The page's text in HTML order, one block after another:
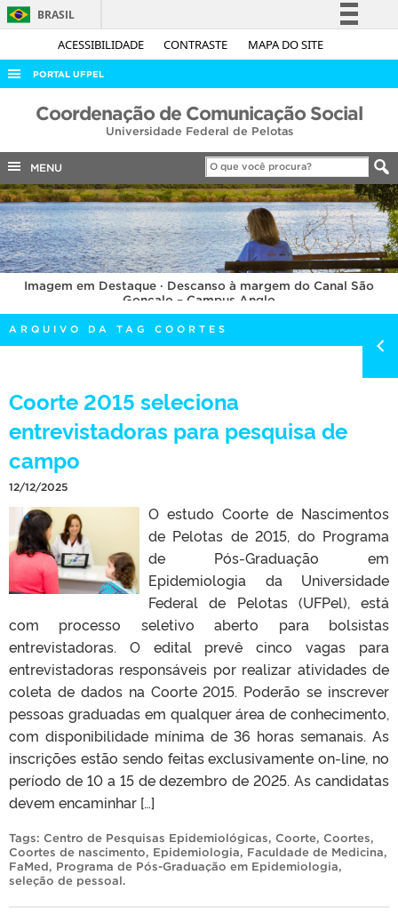
ACESSIBILIDADE CONTRASTE MAPA DO SITE
BRASIL
Simplifique!
Acesso à informação
Legislação
Canais
PORTAL UFPEL
ACESSO À INFORMAÇÃO
COBALTO
CONCURSOS
EDITAIS
INTERNACIONAL
OUVIDORIA
PORTARIAS
TELEFONES
Coordenação de Comunicação Social
Universidade Federal de Pelotas
MENU
Imagem em Destaque · Descanso à margem do Canal São
Gonçalo – Campus Anglo
ARQUIVO DA TAG COORTES
Coorte 2015 seleciona
entrevistadoras para pesquisa de
campo
12/12/2025
O estudo Coorte de Nascimentos
de Pelotas de 2015, do Programa
de Pós-Graduação em
Epidemiologia da Universidade
Federal de Pelotas (UFPel), está
com processo seletivo aberto para bolsistas
entrevistadoras. O edital prevê cinco vagas para
entrevistadoras responsáveis por realizar atividades de
coleta de dados na Coorte 2015. Poderão se inscrever
pessoas graduadas em qualquer área de conhecimento,
com disponibilidade mínima de 36 horas semanais. As
inscrições estão sendo feitas exclusivamente on-line, no
período de 10 a 15 de dezembro de 2025. As candidatas
devem encaminhar […]
Tags: Centro de Pesquisas Epidemiológicas, Coorte, Coortes,
Coortes de nascimento, Epidemiologia, Faculdade de Medicina,
FaMed, Programa de Pós-Graduação em Epidemiologia,
seleção de pessoal.